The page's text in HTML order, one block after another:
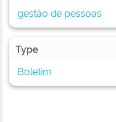
gestão de pessoas
Type
Boletim